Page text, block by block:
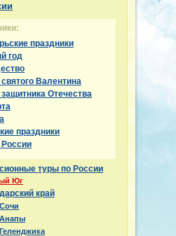
праздники
год
Валентина
Отечества
праздники
туры по России
Юг
край